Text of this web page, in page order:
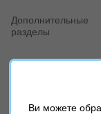
Дополнительные
разделы
Ви можете